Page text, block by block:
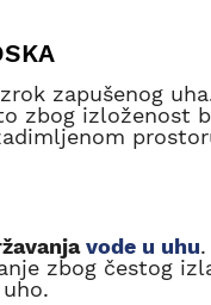
zapušenog
zbog izloženost
vode u uhu
zbog čestog